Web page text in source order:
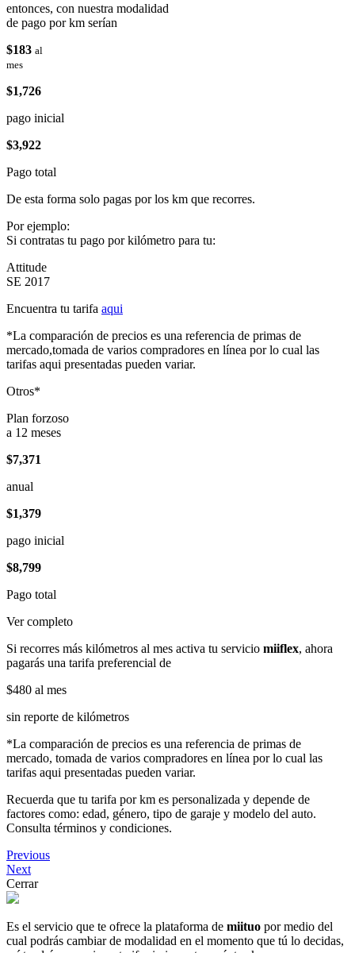
entonces, con nuestra modalidad
de pago por km serían
$183 al
mes
$1,726
pago inicial
$3,922
Pago total
De esta forma solo pagas por los km que recorres.
Por ejemplo:
Si contratas tu pago por kilómetro para tu:
Attitude
SE 2017
Encuentra tu tarifa aqui
*La comparación de precios es una referencia de primas de
mercado,tomada de varios compradores en línea por lo cual las
tarifas aqui presentadas pueden variar.
Otros*
Plan forzoso
a 12 meses
$7,371
anual
$1,379
pago inicial
$8,799
Pago total
Ver completo
Si recorres más kilómetros al mes activa tu servicio miiflex, ahora
pagarás una tarifa preferencial de
$480 al mes
sin reporte de kilómetros
*La comparación de precios es una referencia de primas de
mercado, tomada de varios compradores en línea por lo cual las
tarifas aqui presentadas pueden variar.
Recuerda que tu tarifa por km es personalizada y depende de
factores como: edad, género, tipo de garaje y modelo del auto.
Consulta términos y condiciones.
Previous
Next
Cerrar
Es el servicio que te ofrece la plataforma de miituo por medio del
cual podrás cambiar de modalidad en el momento que tú lo decidas,